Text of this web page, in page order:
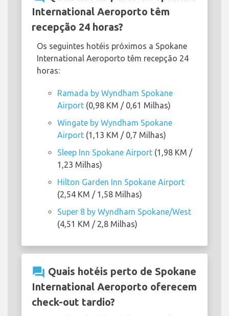
International Aeroporto têm
recepção 24 horas?
Os seguintes hotéis próximos a Spokane
International Aeroporto têm recepção 24
horas:
Ramada by Wyndham Spokane
Airport (0,98 KM / 0,61 Milhas)
Wingate by Wyndham Spokane
Airport (1,13 KM / 0,7 Milhas)
Sleep Inn Spokane Airport (1,98 KM /
1,23 Milhas)
Hilton Garden Inn Spokane Airport
(2,54 KM / 1,58 Milhas)
Super 8 by Wyndham Spokane/West
(4,51 KM / 2,8 Milhas)
question_answer Quais hotéis perto de Spokane
International Aeroporto oferecem
check-out tardio?